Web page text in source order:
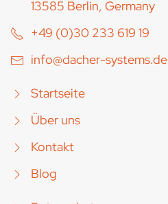
13585 Berlin, Germany
+49 (0)30 233 619 19
info@dacher-systems.de
Startseite
Über uns
Kontakt
Blog